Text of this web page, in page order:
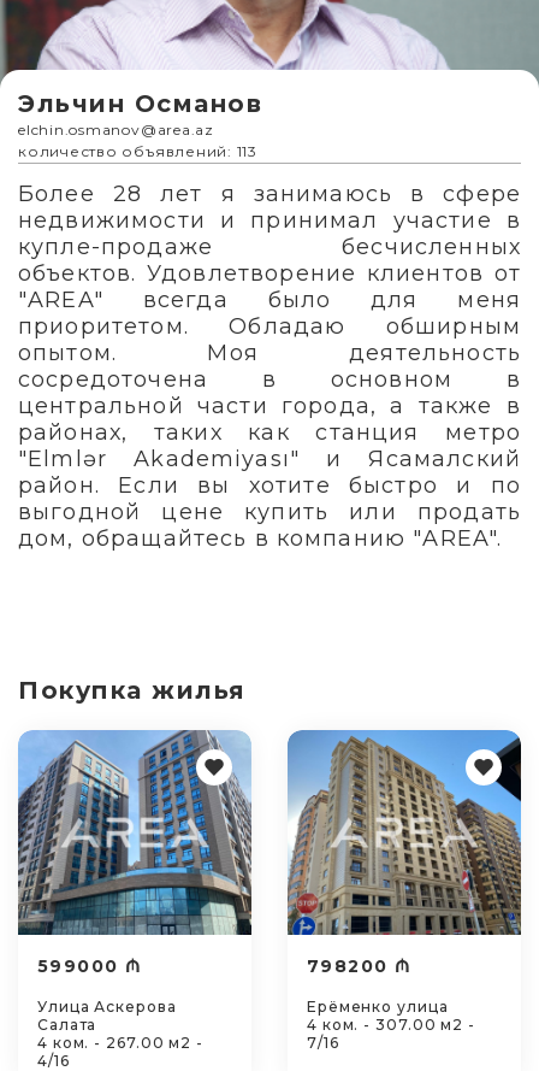
Эльчин Османов
elchin.osmanov@area.az
количество объявлений: 113
Более 28 лет я занимаюсь в сфере
недвижимости и принимал участие в
купле-продаже бесчисленных
объектов. Удовлетворение клиентов от
"AREA" всегда было для меня
приоритетом. Обладаю обширным
опытом. Моя деятельность
сосредоточена в основном в
центральной части города, а также в
районах, таких как станция метро
"Elmlər Akademiyası" и Ясамалский
район. Если вы хотите быстро и по
выгодной цене купить или продать
дом, обращайтесь в компанию "AREA".
Покупка жилья
599000 ₼
Улица Аскерова
Салата
4 ком. - 267.00 м2 -
4/16
798200 ₼
Ерёменко улица
4 ком. - 307.00 м2 -
7/16